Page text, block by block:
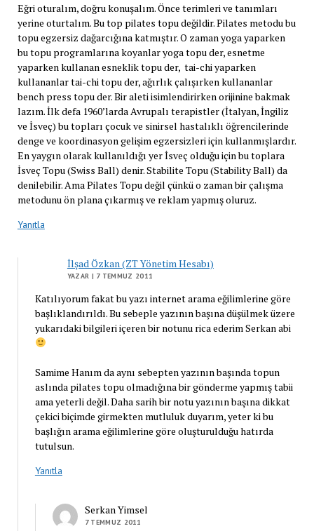
Eğri oturalım, doğru konuşalım. Önce terimleri ve tanımları
yerine oturtalım. Bu top pilates topu değildir. Pilates metodu bu
topu egzersiz dağarcığına katmıştır. O zaman yoga yaparken
bu topu programlarına koyanlar yoga topu der, esnetme
yaparken kullanan esneklik topu der, tai-chi yaparken
kullananlar tai-chi topu der, ağırlık çalışırken kullananlar
bench press topu der. Bir aleti isimlendirirken orijinine bakmak
lazım. İlk defa 1960’larda Avrupalı terapistler (İtalyan, İngiliz
ve İsveç) bu topları çocuk ve sinirsel hastalıklı öğrencilerinde
denge ve koordinasyon gelişim egzersizleri için kullanmışlardır.
En yaygın olarak kullanıldığı yer İsveç olduğu için bu toplara
İsveç Topu (Swiss Ball) denir. Stabilite Topu (Stability Ball) da
denilebilir. Ama Pilates Topu değil çünkü o zaman bir çalışma
metodunu ön plana çıkarmış ve reklam yapmış oluruz.
Yanıtla
İlşad Özkan (ZT Yönetim Hesabı)
YAZAR | 7 TEMMUZ 2011
Katılıyorum fakat bu yazı internet arama eğilimlerine göre
başlıklandırıldı. Bu sebeple yazının başına düşülmek üzere
yukarıdaki bilgileri içeren bir notunu rica ederim Serkan abi
Samime Hanım da aynı sebepten yazının başında topun
aslında pilates topu olmadığına bir gönderme yapmış tabii
ama yeterli değil. Daha sarih bir notu yazının başına dikkat
çekici biçimde girmekten mutluluk duyarım, yeter ki bu
başlığın arama eğilimlerine göre oluşturulduğu hatırda
tutulsun.
Yanıtla
Serkan Yimsel
7 TEMMUZ 2011